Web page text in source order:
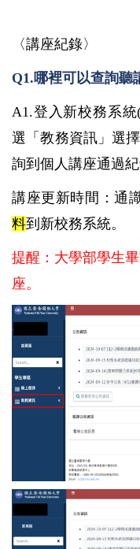
〈講座紀錄〉
Q1.哪裡可以查詢聽
A1.登入新校務系統
選「教務資訊」選
詢到個人講座通過紀
講座更新時間：通
料到 新校務系統。
提醒：大學部學生
座。